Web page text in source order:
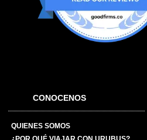
CONOCENOS
QUIENES SOMOS